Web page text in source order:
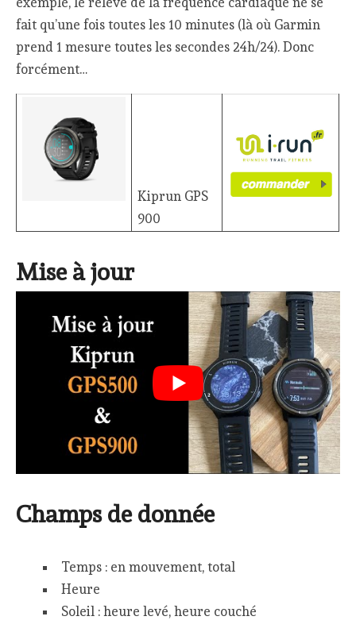
fait qu’une fois toutes les 10 minutes (là où Garmin
prend 1 mesure toutes les secondes 24h/24). Donc
forcément…
Kiprun GPS
900
Mise à jour
Champs de donnée
Temps : en mouvement, total
Heure
Soleil : heure levé, heure couché